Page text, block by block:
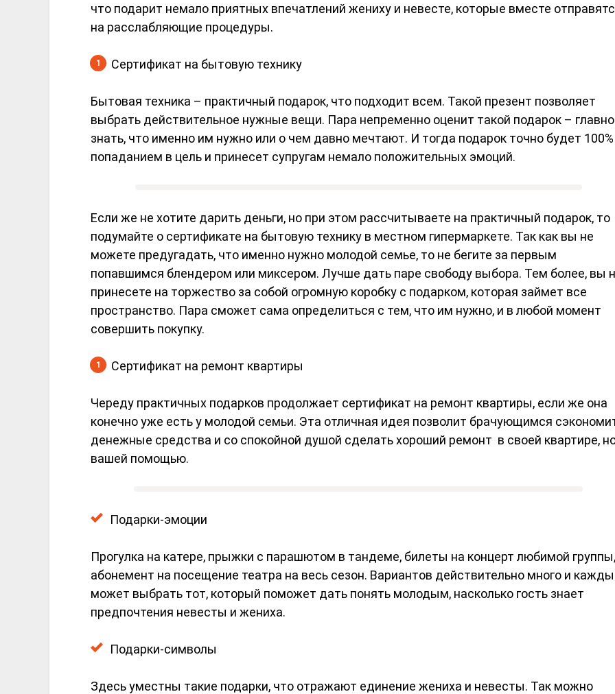
что подарит немало приятных впечатлений жениху и невесте, которые вместе
на расслабляющие процедуры.
Сертификат на бытовую технику
Бытовая техника – практичный подарок, что подходит всем. Такой презент позволяет
выбрать действительное нужные вещи. Пара непременно оценит такой подарок –
знать, что именно им нужно или о чем давно мечтают. И тогда подарок точно будет 100%
попаданием в цель и принесет супругам немало положительных эмоций.
Если же не хотите дарить деньги, но при этом рассчитываете на практичный подарок, то
подумайте о сертификате на бытовую технику в местном гипермаркете. Так как вы не
можете предугадать, что именно нужно молодой семье, то не бегите за первым
попавшимся блендером или миксером. Лучше дать паре свободу выбора. Тем более, вы
принесете на торжество за собой огромную коробку с подарком, которая займет все
пространство. Пара сможет сама определиться с тем, что им нужно, и в любой момент
совершить покупку.
Сертификат на ремонт квартиры
Череду практичных подарков продолжает сертификат на ремонт квартиры, если же она
конечно уже есть у молодой семьи. Эта отличная идея позволит брачующимся
денежные средства и со спокойной душой сделать хороший ремонт в своей квартире,
вашей помощью.
Подарки-эмоции
Прогулка на катере, прыжки с парашютом в тандеме, билеты на концерт любимой группы,
абонемент на посещение театра на весь сезон. Вариантов действительно много и
может выбрать тот, который поможет дать понять молодым, насколько гость знает
предпочтения невесты и жениха.
Подарки-символы
Здесь уместны такие подарки, что отражают единение жениха и невесты. Так можно